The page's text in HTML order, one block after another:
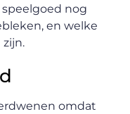
nog
en welke
omdat